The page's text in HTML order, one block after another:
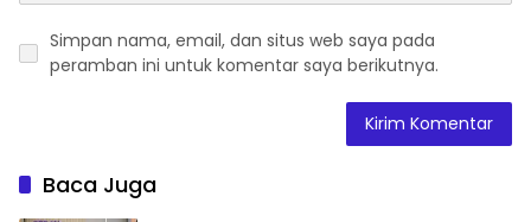
Simpan nama, email, dan situs web saya pada
peramban ini untuk komentar saya berikutnya.
Baca Juga